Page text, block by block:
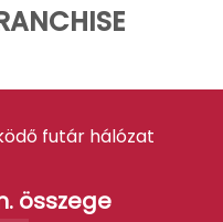
futár hálózat
összege